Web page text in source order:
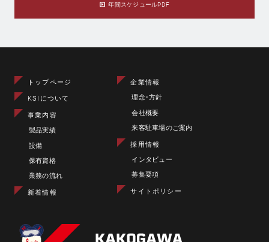
年間スケジュールPDF
トップページ
KSIについて
事業内容
製品実績
設備
保有資格
業務の流れ
新着情報
企業情報
理念･方針
会社概要
来客駐車場のご案内
採用情報
インタビュー
募集要項
サイトポリシー